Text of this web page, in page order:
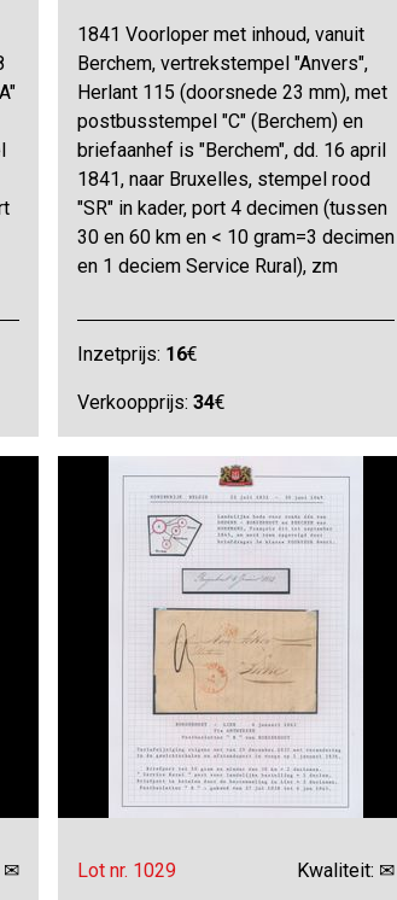
1841 Voorloper met inhoud, vanuit
Berchem, vertrekstempel "Anvers",
Herlant 115 (doorsnede 23 mm), met
postbusstempel "C" (Berchem) en
briefaanhef is "Berchem", dd. 16 april
1841, naar Bruxelles, stempel rood
"SR" in kader, port 4 decimen (tussen
30 en 60 km en < 10 gram=3 decimen
en 1 deciem Service Rural), zm
Inzetprijs: 16€
Verkoopprijs: 34€
✉ Lot nr. 1029 Kwaliteit: ✉